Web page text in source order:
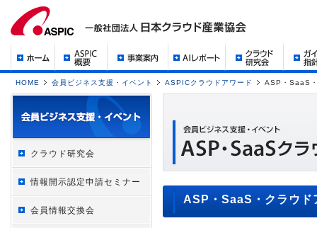
HOME 会員ビジネス支援・イベント ASPICクラウドアワード ASP・SaaS
クラウド研究会
情報開示認定申請セミナー
会員情報交換会
ASP・SaaS・クラウド